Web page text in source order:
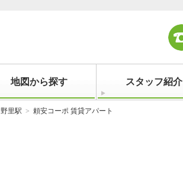
地図から探す スタッフ紹介
野里駅 頼安コーポ 賃貸アパート